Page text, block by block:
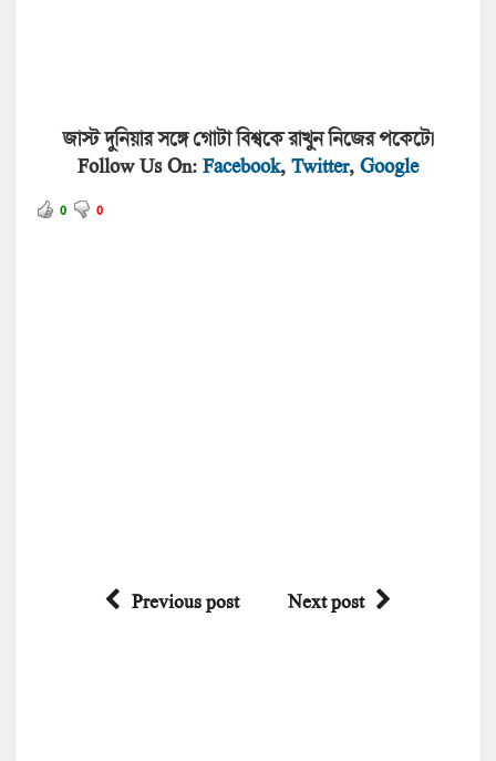
জাস্ট দুনিয়ার সঙ্গে গোটা বিশ্বকে রাখুন নিজের পকেটে।
Follow Us On: Facebook, Twitter, Google
0 0
Previous post Next post